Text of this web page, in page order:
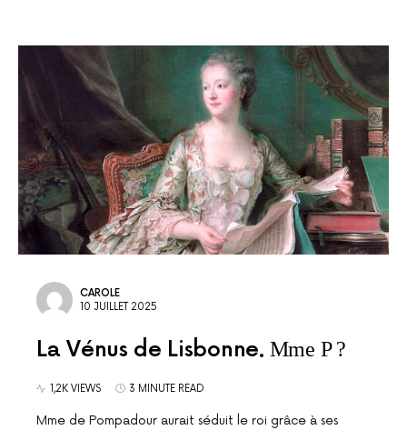
CAROLE
10 JUILLET 2025
La Vénus de Lisbonne Mme P ?
1,2K VIEWS 3 MINUTE READ
Mme de Pompadour aurait séduit le roi grâce à ses